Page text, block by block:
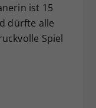
ist 15
dürfte alle
Spiel